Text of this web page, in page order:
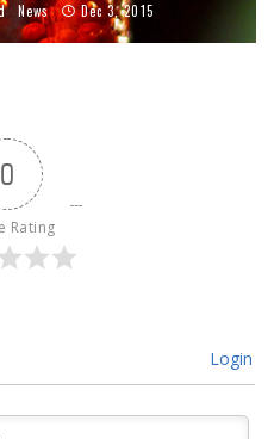
News Dec 3, 2015
0
Rating
Login